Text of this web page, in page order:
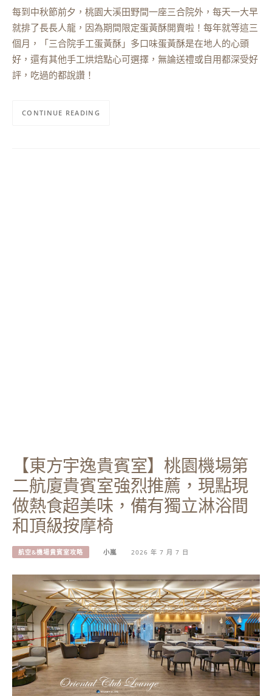
每到中秋節前夕，桃園大溪田野間一座三合院外，每天一大早
就排了長長人龍，因為期間限定蛋黃酥開賣啦！每年就等這三
個月，「三合院手工蛋黃酥」多口味蛋黃酥是在地人的心頭
好，還有其他手工烘焙點心可選擇，無論送禮或自用都深受好
評，吃過的都說讚！
CONTINUE READING
【東方宇逸貴賓室】桃園機場第
二航廈貴賓室強烈推薦，現點現
做熱食超美味，備有獨立淋浴間
和頂級按摩椅
航空&機場貴賓室攻略 小嵐 2026 年 7 月 7 日